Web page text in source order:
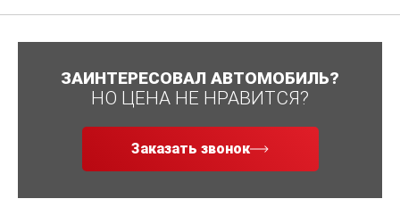
ЗАИНТЕРЕСОВАЛ АВТОМОБИЛЬ?
НО ЦЕНА НЕ НРАВИТСЯ?
Заказать звонок